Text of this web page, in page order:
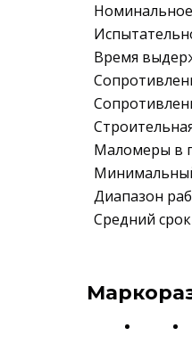
Время
Маломеры в
Диапазон
Средний